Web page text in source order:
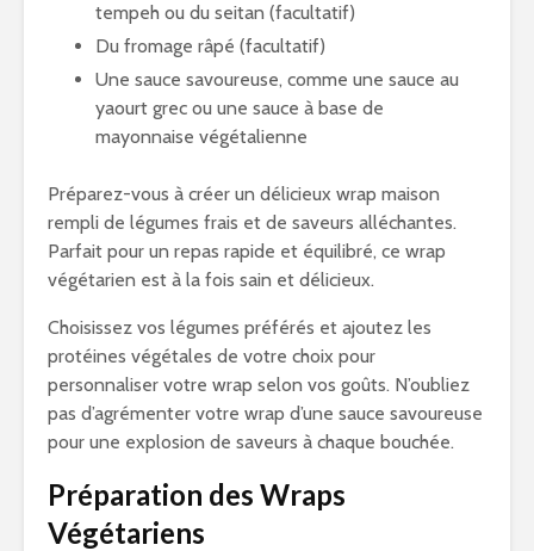
tempeh ou du seitan (facultatif)
Du fromage râpé (facultatif)
Une sauce savoureuse, comme une sauce au
yaourt grec ou une sauce à base de
mayonnaise végétalienne
Préparez-vous à créer un délicieux wrap maison
rempli de légumes frais et de saveurs alléchantes.
Parfait pour un repas rapide et équilibré, ce wrap
végétarien est à la fois sain et délicieux.
Choisissez vos légumes préférés et ajoutez les
protéines végétales de votre choix pour
personnaliser votre wrap selon vos goûts. N’oubliez
pas d’agrémenter votre wrap d’une sauce savoureuse
pour une explosion de saveurs à chaque bouchée.
Préparation des Wraps
Végétariens